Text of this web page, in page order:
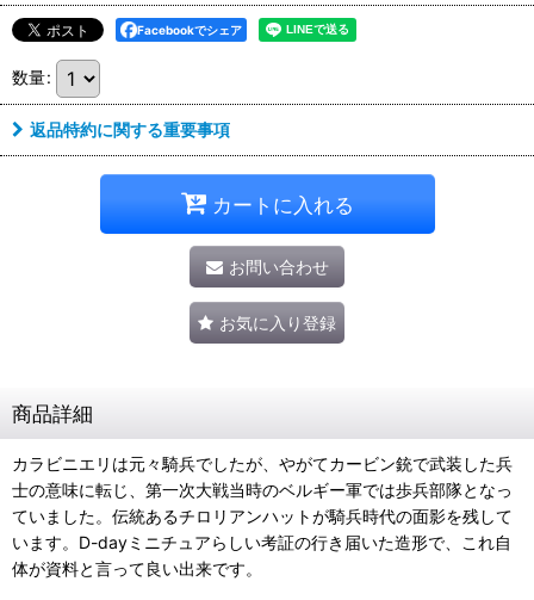
Facebookでシェア
数量:
返品特約に関する重要事項
カートに入れる
お問い合わせ
お気に入り登録
商品詳細
カラビニエリは元々騎兵でしたが、やがてカービン銃で武装した兵
士の意味に転じ、第一次大戦当時のベルギー軍では歩兵部隊となっ
ていました。伝統あるチロリアンハットが騎兵時代の面影を残して
います。D-dayミニチュアらしい考証の行き届いた造形で、これ自
体が資料と言って良い出来です。